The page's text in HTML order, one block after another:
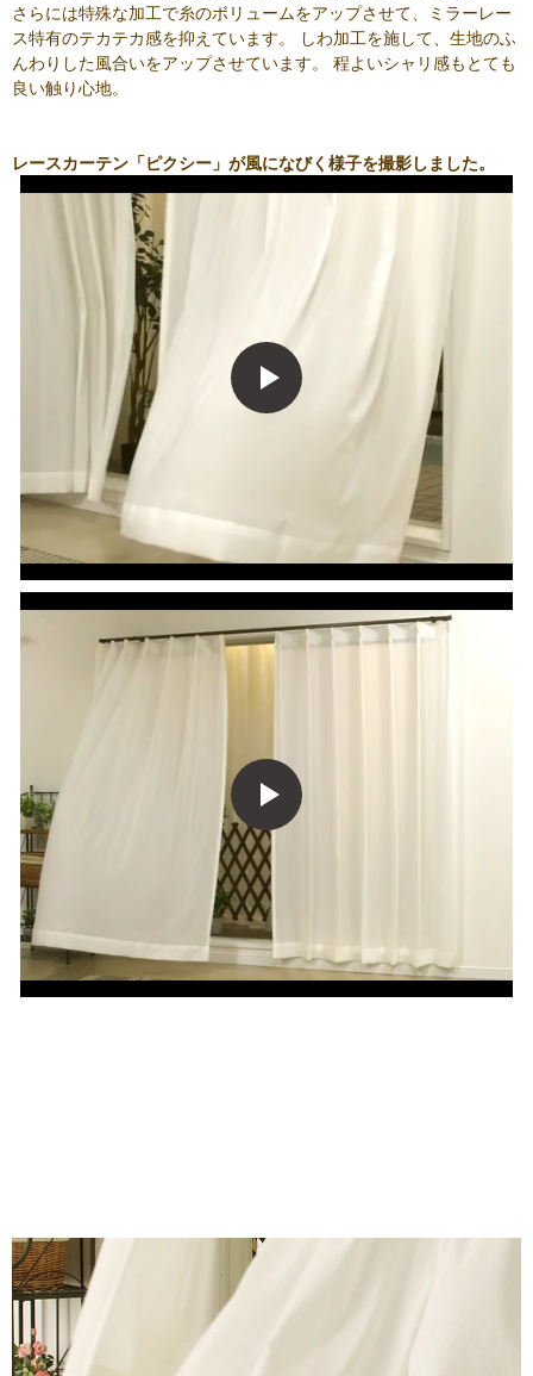
さらには特殊な加工で糸のボリュームをアップさせて、ミラーレー
ス特有のテカテカ感を抑えています。 しわ加工を施して、生地のふ
んわりした風合いをアップさせています。 程よいシャリ感もとても
良い触り心地。
レースカーテン「ピクシー」が風になびく様子を撮影しました。